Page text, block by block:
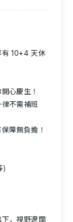
有 10+4 天休
心慶生！
不需補班
障無負擔！
)
，視野遼闊